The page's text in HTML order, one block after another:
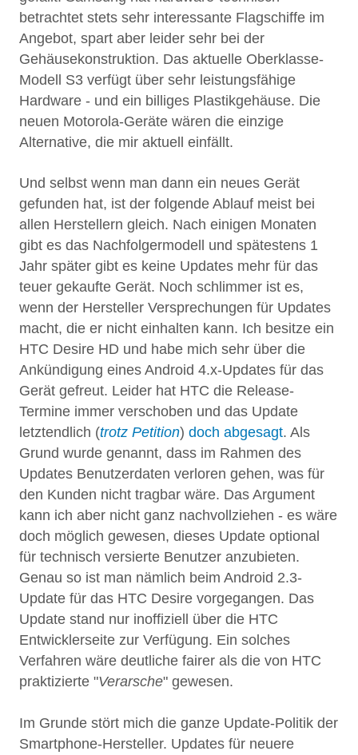
betrachtet stets sehr interessante Flagschiffe im
Angebot, spart aber leider sehr bei der
Gehäusekonstruktion. Das aktuelle Oberklasse-
Modell S3 verfügt über sehr leistungsfähige
Hardware - und ein billiges Plastikgehäuse. Die
neuen Motorola-Geräte wären die einzige
Alternative, die mir aktuell einfällt.
Und selbst wenn man dann ein neues Gerät
gefunden hat, ist der folgende Ablauf meist bei
allen Herstellern gleich. Nach einigen Monaten
gibt es das Nachfolgermodell und spätestens 1
Jahr später gibt es keine Updates mehr für das
teuer gekaufte Gerät. Noch schlimmer ist es,
wenn der Hersteller Versprechungen für Updates
macht, die er nicht einhalten kann. Ich besitze ein
HTC Desire HD und habe mich sehr über die
Ankündigung eines Android 4.x-Updates für das
Gerät gefreut. Leider hat HTC die Release-
Termine immer verschoben und das Update
letztendlich (trotz Petition) doch abgesagt. Als
Grund wurde genannt, dass im Rahmen des
Updates Benutzerdaten verloren gehen, was für
den Kunden nicht tragbar wäre. Das Argument
kann ich aber nicht ganz nachvollziehen - es wäre
doch möglich gewesen, dieses Update optional
für technisch versierte Benutzer anzubieten.
Genau so ist man nämlich beim Android 2.3-
Update für das HTC Desire vorgegangen. Das
Update stand nur inoffiziell über die HTC
Entwicklerseite zur Verfügung. Ein solches
Verfahren wäre deutliche fairer als die von HTC
praktizierte "Verarsche" gewesen.
Im Grunde stört mich die ganze Update-Politik der
Smartphone-Hersteller. Updates für neuere